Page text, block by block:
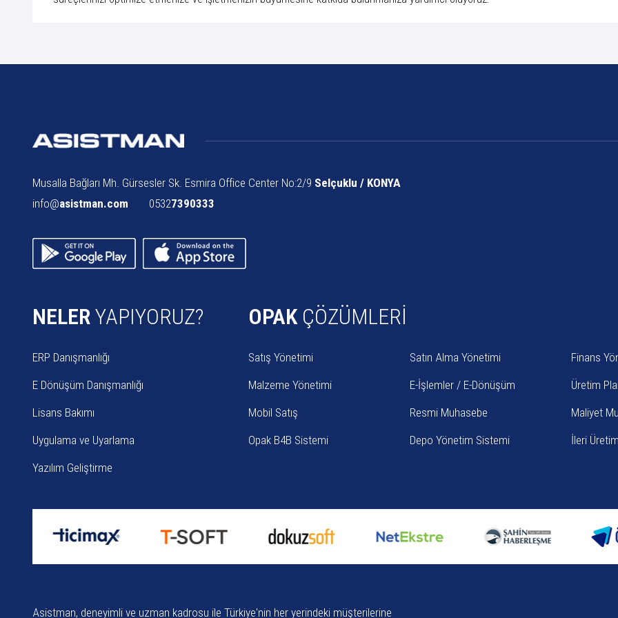
Musalla Bağları Mh. Gürsesler Sk. Esmira Office Center No:2/9 Selçuklu / KONYA
info@asistman.com 05327390333
NELERYAPIYORUZ?
ERP Danışmanlığı
E Dönüşüm Danışmanlığı
Lisans Bakımı
Uygulama ve Uyarlama
Yazılım Geliştirme
OPAKÇÖZÜMLERİ
Satış Yönetimi Satın Alma Yönetimi Finans
Malzeme Yönetimi
E-İşlemler / E-Dönüşüm Üretim
Mobil Satış
Resmi Muhasebe Maliyet
Opak B4B Sistemi
Depo Yönetim Sistemi İleri
Asistman, deneyimli ve uzman kadrosu ile Türkiye'nin her yerindeki müşterilerine